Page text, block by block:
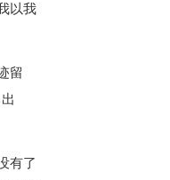
以我
留
有了